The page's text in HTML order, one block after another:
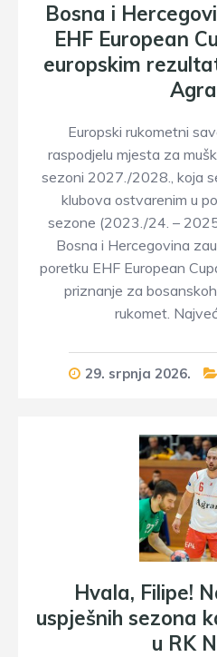
Bosna i
EHF European
europskim
Europski rukometni
raspodjelu mjesta za
sezoni 2027./2028., koja
klubova ostvarenim u
sezone (2023./24. –
Bosna i Hercegovina
poretku EHF European
priznanje za
rukomet.
29. srpnja 2026.
Hvala, Filipe!
uspješnih sezona
u RK